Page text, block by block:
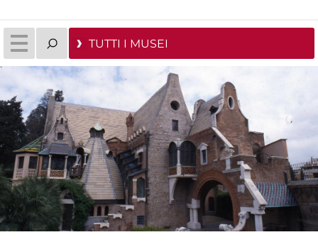
TUTTI I MUSEI